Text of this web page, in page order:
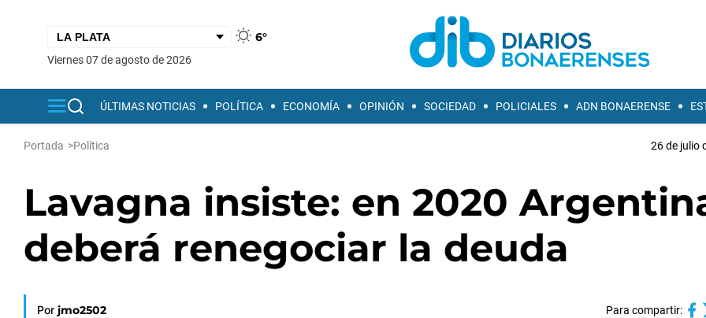
6°
viernes 07 de agosto de 2026
ÚLTIMAS NOTICIAS POLÍTICA ECONOMÍA OPINIÓN SOCIEDAD POLICIALES ADN BONAERENSE
Portada >Política 26 de julio
Lavagna insiste: en 2020
deberá renegociar la deuda
Por jmo2502 Para compartir: